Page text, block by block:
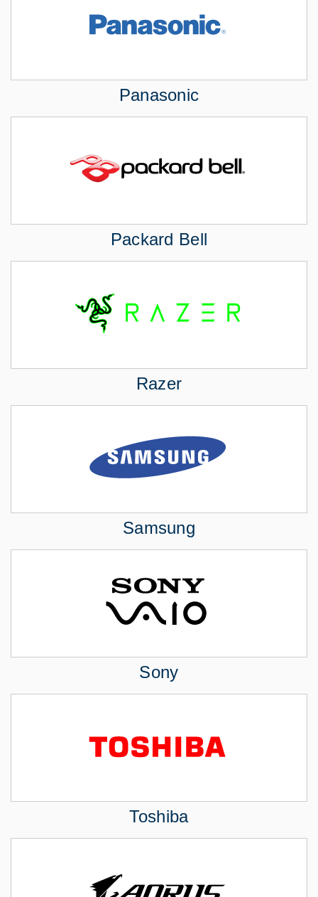
Panasonic
Packard Bell
Razer
Samsung
Sony
Toshiba